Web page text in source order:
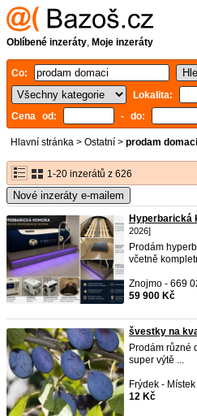
Oblíbené inzeráty, Moje inzeráty
Co:
Lokalita:
Cena od:
- do:
Hlavní stránka > Ostatní > prodam domaci
1-20 inzerátů z 626
Nové inzeráty e-mailem
Hyperbarická
2026]
Prodám
včetně
Znojmo - 669
59 900 Kč
švestky na
Prodám různé
super výtě ...
Frýdek -
12 Kč